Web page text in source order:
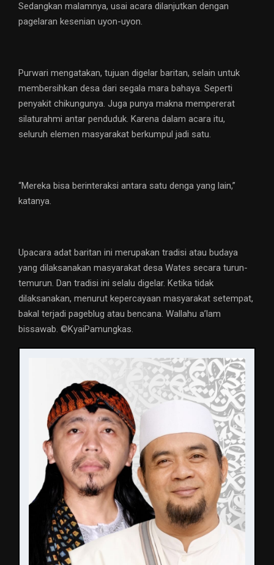
Sedangkan malamnya, usai acara dilanjutkan dengan
pagelaran kesenian uyon-uyon.
Purwari mengatakan, tujuan digelar baritan, selain untuk
membersihkan desa dari segala mara bahaya. Seperti
penyakit chikungunya. Juga punya makna mempererat
silaturahmi antar penduduk. Karena dalam acara itu,
seluruh elemen masyarakat berkumpul jadi satu.
“Mereka bisa berinteraksi antara satu denga yang lain,”
katanya.
Upacara adat baritan ini merupakan tradisi atau budaya
yang dilaksanakan masyarakat desa Wates secara turun-
temurun. Dan tradisi ini selalu digelar. Ketika tidak
dilaksanakan, menurut kepercayaan masyarakat setempat,
bakal terjadi pageblug atau bencana. Wallahu a’lam
bissawab. ©️KyaiPamungkas.